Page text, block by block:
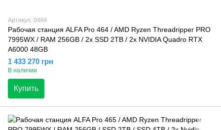
Артикул: 0464
Рабочая станция ALFA Pro 464 / AMD Ryzen Threadripper PRO
7995WX / RAM 256GB / 2х SSD 2TB / 2х NVIDIA Quadro RTX
A6000 48GB
1 433 270 грн
В наличии
Купить